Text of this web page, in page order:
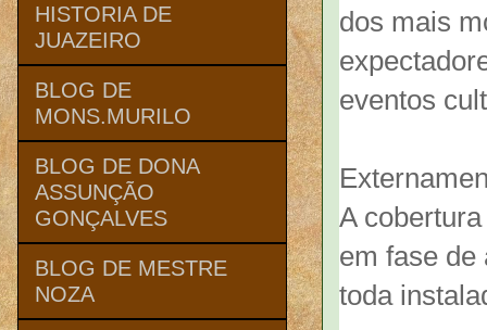
dos mais
eventos
A
em fase de
toda
HISTORIA DE
JUAZEIRO
BLOG DE
MONS.MURILO
BLOG DE DONA
ASSUNÇÃO
GONÇALVES
BLOG DE MESTRE
NOZA